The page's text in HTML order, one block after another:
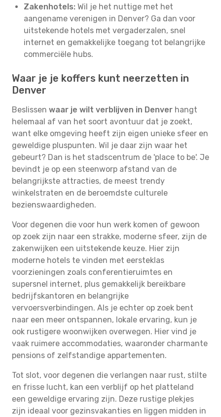
Zakenhotels: Wil je het nuttige met het
aangename verenigen in Denver? Ga dan voor
uitstekende hotels met vergaderzalen, snel
internet en gemakkelijke toegang tot belangrijke
commerciële hubs.
Waar je je koffers kunt neerzetten in
Denver
Beslissen waar je wilt verblijven in Denver hangt
helemaal af van het soort avontuur dat je zoekt,
want elke omgeving heeft zijn eigen unieke sfeer en
geweldige pluspunten. Wil je daar zijn waar het
gebeurt? Dan is het stadscentrum de 'place to be'. Je
bevindt je op een steenworp afstand van de
belangrijkste attracties, de meest trendy
winkelstraten en de beroemdste culturele
bezienswaardigheden.
Voor degenen die voor hun werk komen of gewoon
op zoek zijn naar een strakke, moderne sfeer, zijn de
zakenwijken een uitstekende keuze. Hier zijn
moderne hotels te vinden met eersteklas
voorzieningen zoals conferentieruimtes en
supersnel internet, plus gemakkelijk bereikbare
bedrijfskantoren en belangrijke
vervoersverbindingen. Als je echter op zoek bent
naar een meer ontspannen, lokale ervaring, kun je
ook rustigere woonwijken overwegen. Hier vind je
vaak ruimere accommodaties, waaronder charmante
pensions of zelfstandige appartementen.
Tot slot, voor degenen die verlangen naar rust, stilte
en frisse lucht, kan een verblijf op het platteland
een geweldige ervaring zijn. Deze rustige plekjes
zijn ideaal voor gezinsvakanties en liggen midden in